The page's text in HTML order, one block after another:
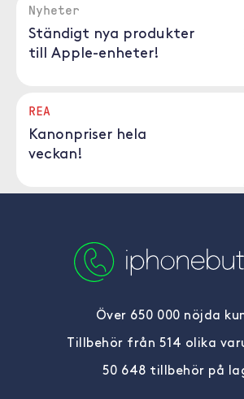
Nyheter
Ständigt nya produkter
till Apple-enheter!
REA
Kanonpriser hela
veckan!
Över 650 000 nöjda
Tillbehör från 514 olika
50 648 tillbehör på